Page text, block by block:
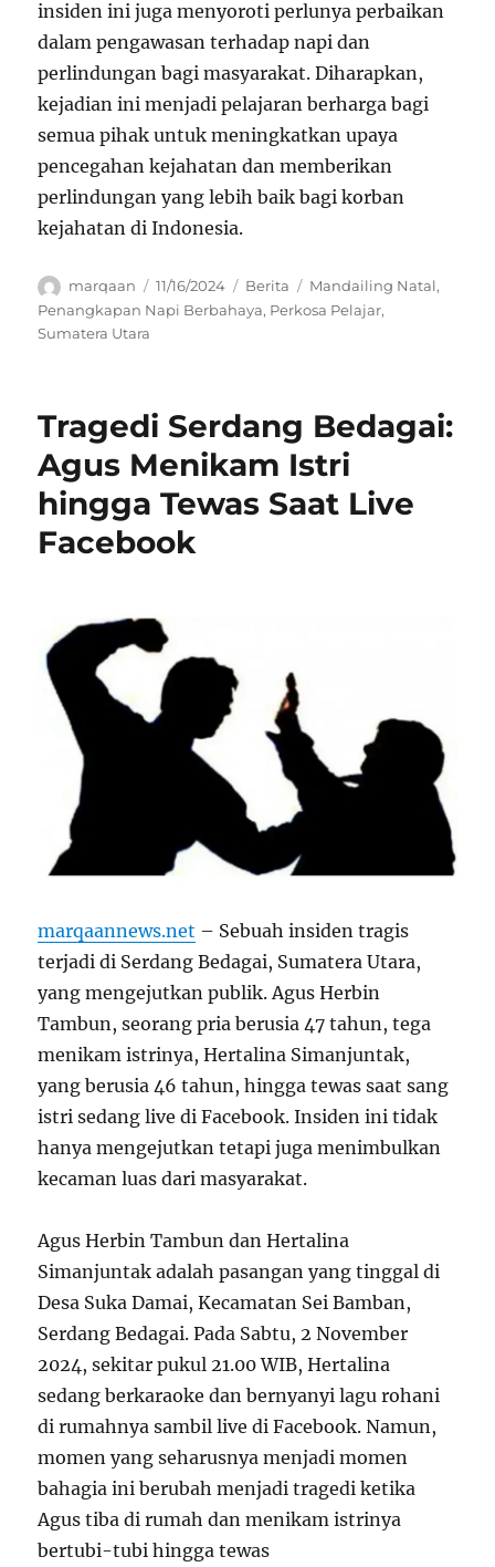
insiden ini juga menyoroti perlunya perbaikan
dalam pengawasan terhadap napi dan
perlindungan bagi masyarakat. Diharapkan,
kejadian ini menjadi pelajaran berharga bagi
semua pihak untuk meningkatkan upaya
pencegahan kejahatan dan memberikan
perlindungan yang lebih baik bagi korban
kejahatan di Indonesia.
Author
marqaan
Posted
on
11/16/2024 Categories
Berita Tags
Mandailing Natal,
Penangkapan Napi Berbahaya, Perkosa Pelajar,
Sumatera Utara
Tragedi Serdang Bedagai:
Agus Menikam Istri
hingga Tewas Saat Live
Facebook
marqaannews.net – Sebuah insiden tragis
terjadi di Serdang Bedagai, Sumatera Utara,
yang mengejutkan publik. Agus Herbin
Tambun, seorang pria berusia 47 tahun, tega
menikam istrinya, Hertalina Simanjuntak,
yang berusia 46 tahun, hingga tewas saat sang
istri sedang live di Facebook. Insiden ini tidak
hanya mengejutkan tetapi juga menimbulkan
kecaman luas dari masyarakat.
Agus Herbin Tambun dan Hertalina
Simanjuntak adalah pasangan yang tinggal di
Desa Suka Damai, Kecamatan Sei Bamban,
Serdang Bedagai. Pada Sabtu, 2 November
2024, sekitar pukul 21.00 WIB, Hertalina
sedang berkaraoke dan bernyanyi lagu rohani
di rumahnya sambil live di Facebook. Namun,
momen yang seharusnya menjadi momen
bahagia ini berubah menjadi tragedi ketika
Agus tiba di rumah dan menikam istrinya
bertubi-tubi hingga tewas